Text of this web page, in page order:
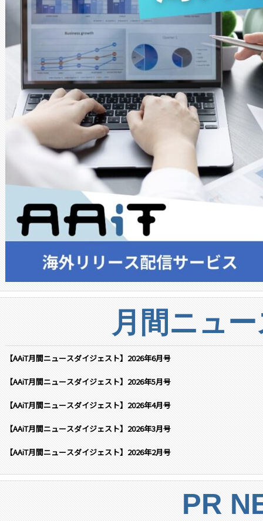
月間ニュ
【AAiT月間ニュースダイジェスト】2026年6月号
【AAiT月間ニュースダイジェスト】2026年5月号
【AAiT月間ニュースダイジェスト】2026年4月号
【AAiT月間ニュースダイジェスト】2026年3月号
【AAiT月間ニュースダイジェスト】2026年2月号
PR